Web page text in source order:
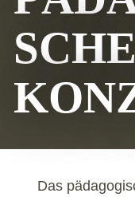
Das